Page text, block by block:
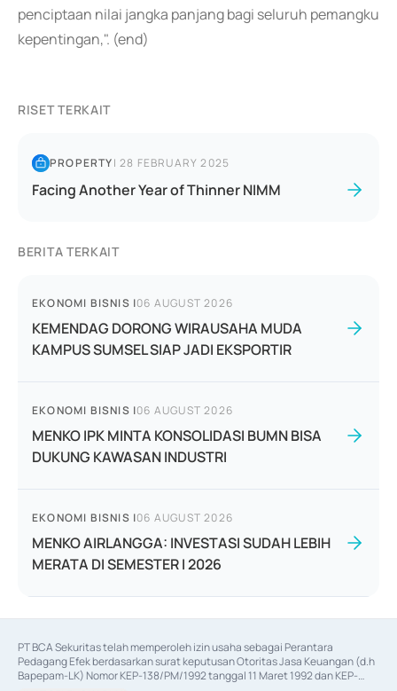
penciptaan nilai jangka panjang bagi seluruh pemangku
kepentingan,". (end)
RISET TERKAIT
PROPERTY|28 FEBRUARY 2025
Facing Another Year of Thinner NIMM
BERITA TERKAIT
EKONOMI BISNIS |06 AUGUST 2026
KEMENDAG DORONG WIRAUSAHA MUDA
KAMPUS SUMSEL SIAP JADI EKSPORTIR
EKONOMI BISNIS |06 AUGUST 2026
MENKO IPK MINTA KONSOLIDASI BUMN BISA
DUKUNG KAWASAN INDUSTRI
EKONOMI BISNIS |06 AUGUST 2026
MENKO AIRLANGGA: INVESTASI SUDAH LEBIH
MERATA DI SEMESTER I 2026
PT BCA Sekuritas telah memperoleh izin usaha sebagai Perantara
Pedagang Efek berdasarkan surat keputusan Otoritas Jasa Keuangan (d.h
Bapepam-LK) Nomor KEP-138/PM/1992 tanggal 11 Maret 1992 dan KEP-